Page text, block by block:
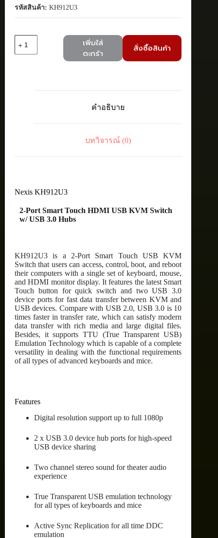
รหัสสินค้า: KH912U3
Nexis
Switch
Hubs
เพิ่มใส่
ตะกร้า
สั่งซื้อสินค้า
คำอธิบาย
บทวิจารณ์ (0)
Nexis KH912U3
2-Port Smart Touch HDMI USB KVM Switch
w/ USB 3.0 Hubs
KH912U3 is a 2-Port Smart Touch USB KVM
Switch that users can access, control, boot, and reboot
their computers with a single set of keyboard, mouse,
and HDMI monitor display. It features the latest Smart
Touch button for quick switch and two USB 3.0
device ports for fast data transfer between KVM and
USB devices. Compare with USB 2.0, USB 3.0 is 10
times faster in transfer rate, which can satisfy modern
data transfer with rich media and large digital files.
Besides, it supports TTU (True Transparent USB)
Emulation Technology which is capable of a complete
versatility in dealing with the functional requirements
of all types of advanced keyboards and mice.
Features
Digital resolution support up to full 1080p
2 x USB 3.0 device hub ports for high-speed
USB device sharing
Two channel stereo sound for theater audio
experience
True Transparent USB emulation technology
for all types of keyboards and mice
Active Sync Replication for all time DDC
emulation